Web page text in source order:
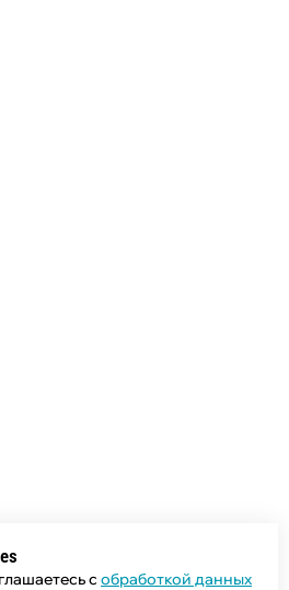
с обработкой данных